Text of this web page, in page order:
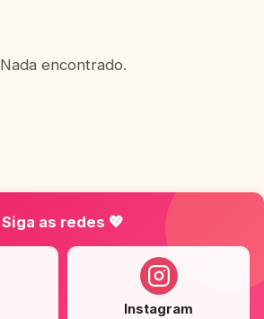
Nada encontrado.
Siga as redes 💖
Instagram